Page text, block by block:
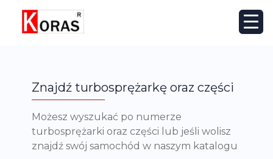
Znajdź turbosprężarkę oraz części
Możesz wyszukać po numerze
turbosprężarki oraz części lub jeśli wolisz
znajdź swój samochód w naszym katalogu